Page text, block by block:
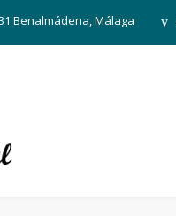
Benalmádena, Málaga